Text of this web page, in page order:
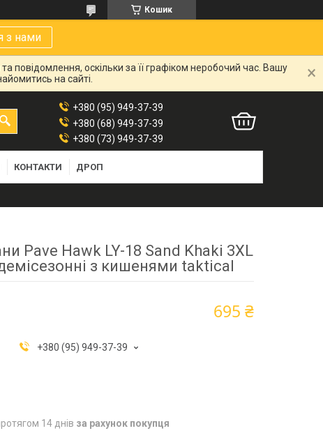
Кошик
з нами
повідомлення, оскільки за її графіком неробочий час. Вашу
на сайті.
+380 (95) 949-37-39
+380 (68) 949-37-39
+380 (73) 949-37-39
КОНТАКТИ ДРОП
Pave Hawk LY-18 Sand Khaki 3XL
з кишенями taktical
695 ₴
+380 (95) 949-37-39
14 днів за рахунок покупця